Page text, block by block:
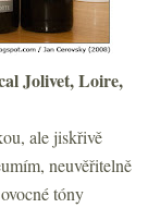
Jolivet, Loire,
ale jiskřivě
neuvěřitelně
tóny